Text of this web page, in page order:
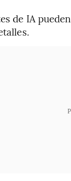
de IA pueden